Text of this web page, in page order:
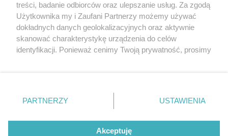
26℃
Zobacz prognozę na 3 dni
Copyright © 2022 Kurier Szczeciński sp. z o.o.
Wszelkie prawa zastrzeżone
Nota wydawnicza
Nota prawna
treści, badanie odbiorców oraz ulepszanie usług. Za zgodą
Użytkownika my i Zaufani Partnerzy możemy używać
dokładnych danych geolokalizacyjnych oraz aktywnie
skanować charakterystykę urządzenia do celów
identyfikacji. Ponieważ cenimy Twoją prywatność, prosimy
prywatności znajdujący się w lewym dolnym rogu strony
. Niektóre rodzaje przetwarzania danych nie wymagają
takiemu przetwarzaniu. Preferencje będą miały
PARTNERZY USTAWIENIA
Akceptuję